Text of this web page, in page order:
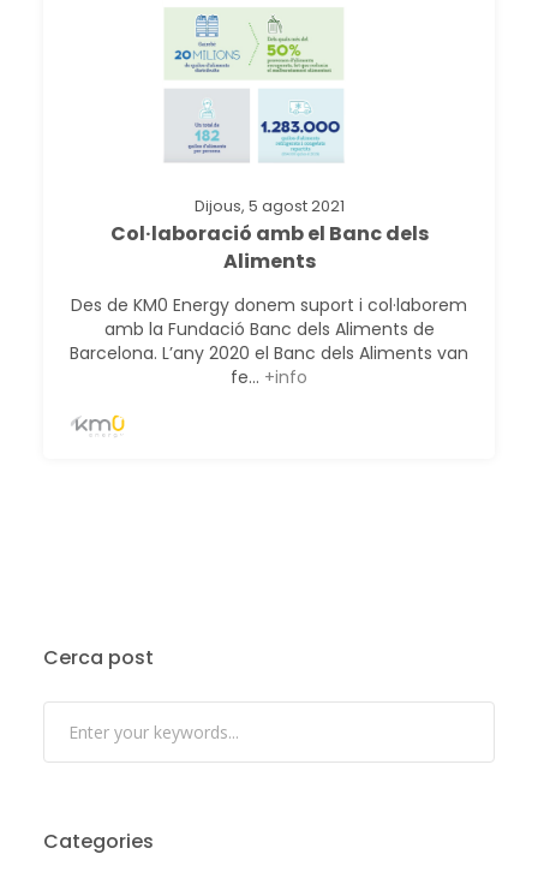
Dijous, 5 agost 2021
Col·laboració amb el Banc dels
Aliments
Des de KM0 Energy donem suport i col·laborem
amb la Fundació Banc dels Aliments de
Barcelona. L’any 2020 el Banc dels Aliments van
fe... +info
Cerca post
Categories